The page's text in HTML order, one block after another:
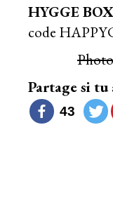
HYGGE BOX
code
Partage si tu
43